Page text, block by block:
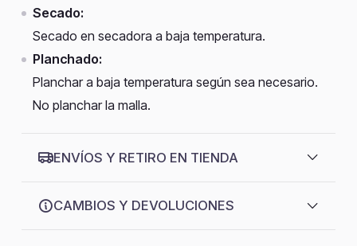
Secado:
Secado en secadora a baja temperatura.
Planchado:
Planchar a baja temperatura según sea necesario.
No planchar la malla.
ENVÍOS Y RETIRO EN TIENDA
CAMBIOS Y DEVOLUCIONES